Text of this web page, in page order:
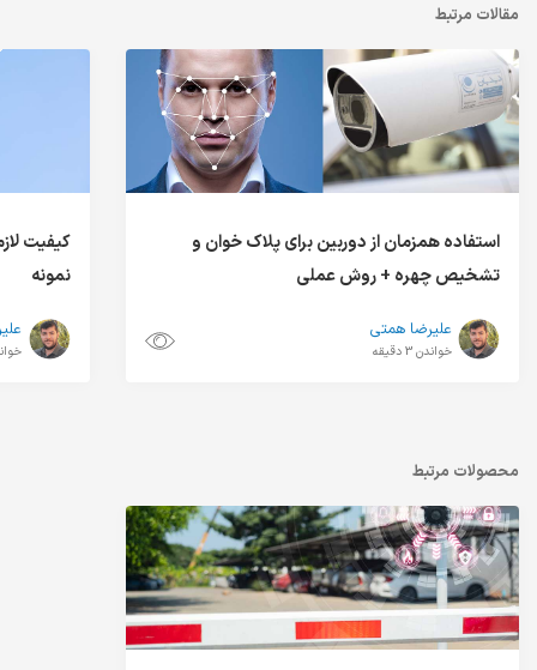
مقالات مرتبط
استفاده همزمان از دوربین برای پلاک خوان و
تشخیص چهره + روش عملی
علیرضا همتی
خواندن 3 دقیقه
کیفیت
نمونه
خواندن
محصولات مرتبط